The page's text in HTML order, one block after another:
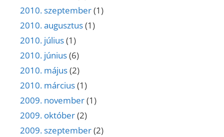
2010. szeptember(1)
2010. augusztus(1)
2010. július(1)
2010. június(6)
2010. május(2)
2010. március(1)
2009. november(1)
2009. október(2)
2009. szeptember(2)